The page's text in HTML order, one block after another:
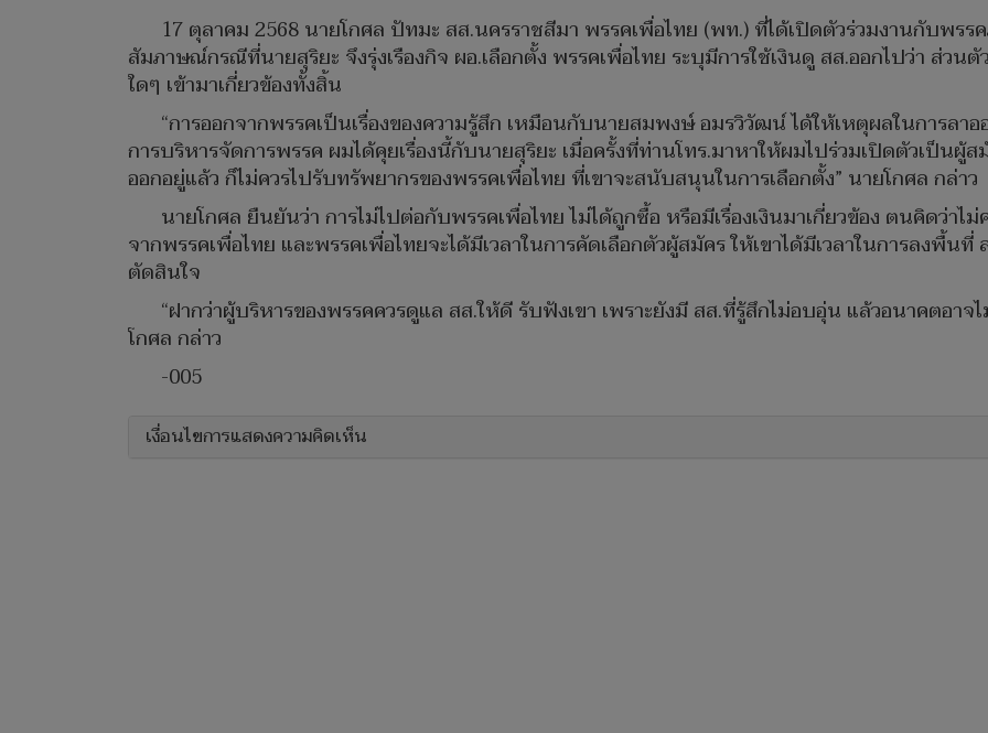
17 ตุลาคม 2568 นายโกศล ปัทมะ สส.นครราชสีมา พรรคเพื่อไทย (พท.) ที่ได้เปิดตัวร่วมงานกับพรร
สัมภาษณ์กรณีที่นายสุริยะ จึงรุ่งเรืองกิจ ผอ.เลือกตั้ง พรรคเพื่อไทย ระบุมีการใช้เงินดู สส.ออกไปว่า ส่วน
ใดๆ เข้ามาเกี่ยวข้องทั้งสิ้น
“การออกจากพรรคเป็นเรื่องของความรู้สึก เหมือนกับนายสมพงษ์ อมรวิวัฒน์ ได้ให้เหตุผลในการลา
การบริหารจัดการพรรค ผมได้คุยเรื่องนี้กับนายสุริยะ เมื่อครั้งที่ท่านโทร.มาหาให้ผมไปร่วมเปิดตัวเป็นผู้ส
ออกอยู่แล้ว ก็ไม่ควรไปรับทรัพยากรของพรรคเพื่อไทย ที่เขาจะสนับสนุนในการเลือกตั้ง” นายโกศล กล่าว
นายโกศล ยืนยันว่า การไม่ไปต่อกับพรรคเพื่อไทย ไม่ได้ถูกซื้อ หรือมีเรื่องเงินมาเกี่ยวข้อง ตนคิดว่าไ
จากพรรคเพื่อไทย และพรรคเพื่อไทยจะได้มีเวลาในการคัดเลือกตัวผู้สมัคร ให้เขาได้มีเวลาในการลงพื้
ตัดสินใจ
“ฝากว่าผู้บริหารของพรรคควรดูแล สส.ให้ดี รับฟังเขา เพราะยังมี สส.ที่รู้สึกไม่อบอุ่น แล้วอนาคตอา
โกศล กล่าว
-005
เงื่อนไขการแสดงความคิดเห็น